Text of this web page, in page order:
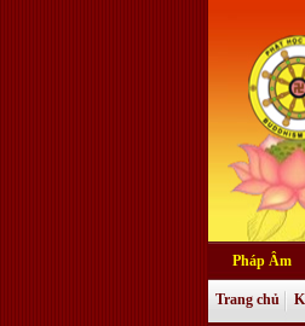
Pháp Âm
Trang chủ